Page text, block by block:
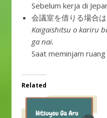
Sebelum kerja di
会議室を借りる場合
Kaigaishitsu o kariru
ga nai.
Saat meminjam
Related